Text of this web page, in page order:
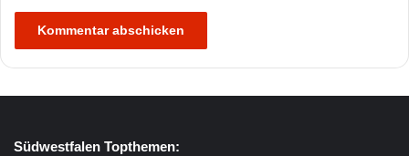
Südwestfalen Topthemen: